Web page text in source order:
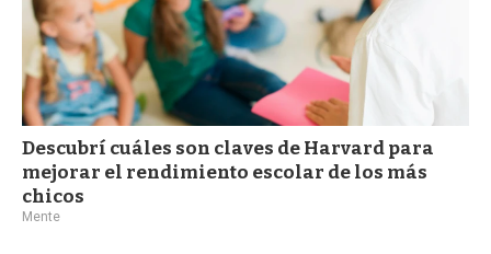
Descubrí cuáles son claves de Harvard para
mejorar el rendimiento escolar de los más
chicos
Mente